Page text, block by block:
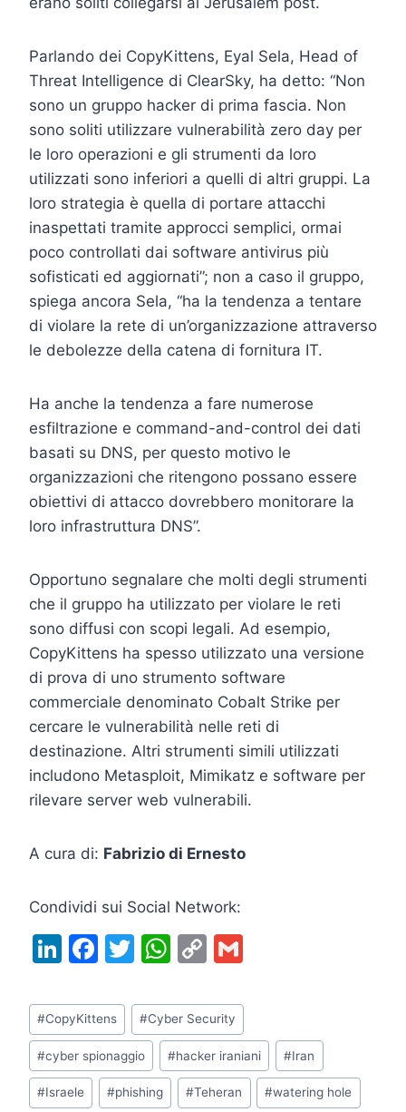
Parlando dei CopyKittens, Eyal Sela, Head of
Threat Intelligence di ClearSky, ha detto: “Non
sono un gruppo hacker di prima fascia. Non
sono soliti utilizzare vulnerabilità zero day per
le loro operazioni e gli strumenti da loro
utilizzati sono inferiori a quelli di altri gruppi. La
loro strategia è quella di portare attacchi
inaspettati tramite approcci semplici, ormai
poco controllati dai software antivirus più
sofisticati ed aggiornati”; non a caso il gruppo,
spiega ancora Sela, “ha la tendenza a tentare
di violare la rete di un’organizzazione attraverso
le debolezze della catena di fornitura IT.
Ha anche la tendenza a fare numerose
esfiltrazione e command-and-control dei dati
basati su DNS, per questo motivo le
organizzazioni che ritengono possano essere
obiettivi di attacco dovrebbero monitorare la
loro infrastruttura DNS”.
Opportuno segnalare che molti degli strumenti
che il gruppo ha utilizzato per violare le reti
sono diffusi con scopi legali. Ad esempio,
CopyKittens ha spesso utilizzato una versione
di prova di uno strumento software
commerciale denominato Cobalt Strike per
cercare le vulnerabilità nelle reti di
destinazione. Altri strumenti simili utilizzati
includono Metasploit, Mimikatz e software per
rilevare server web vulnerabili.
A cura di: Fabrizio di Ernesto
Condividi sui Social Network:
Li
k
e
dI
n
F
c
e
b
o
T
itt
er
W
at
s
A
p
C
p
y
Li
n
ai
l
Tag
articolo:
#CopyKittens #Cyber Security
#cyber spionaggio #hacker iraniani #Iran
#Israele #phishing #Teheran #watering hole